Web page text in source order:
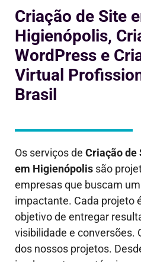
Criação de Site
Higienópolis,
WordPress e
Virtual
Brasil
Os serviços de Criação de
em Higienópolis são
empresas que buscam
impactante. Cada projeto
objetivo de entregar
visibilidade e conversões.
dos nossos projetos.